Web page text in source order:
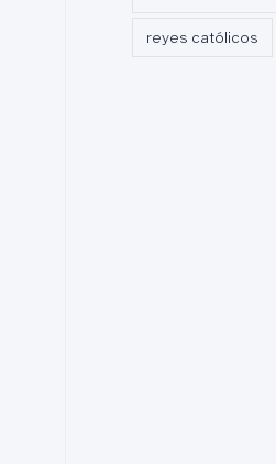
reyes católicos